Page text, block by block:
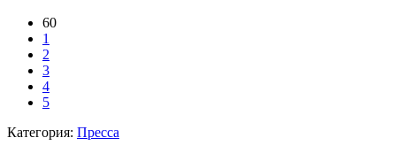
60
1
2
3
4
5
Категория: Пресса